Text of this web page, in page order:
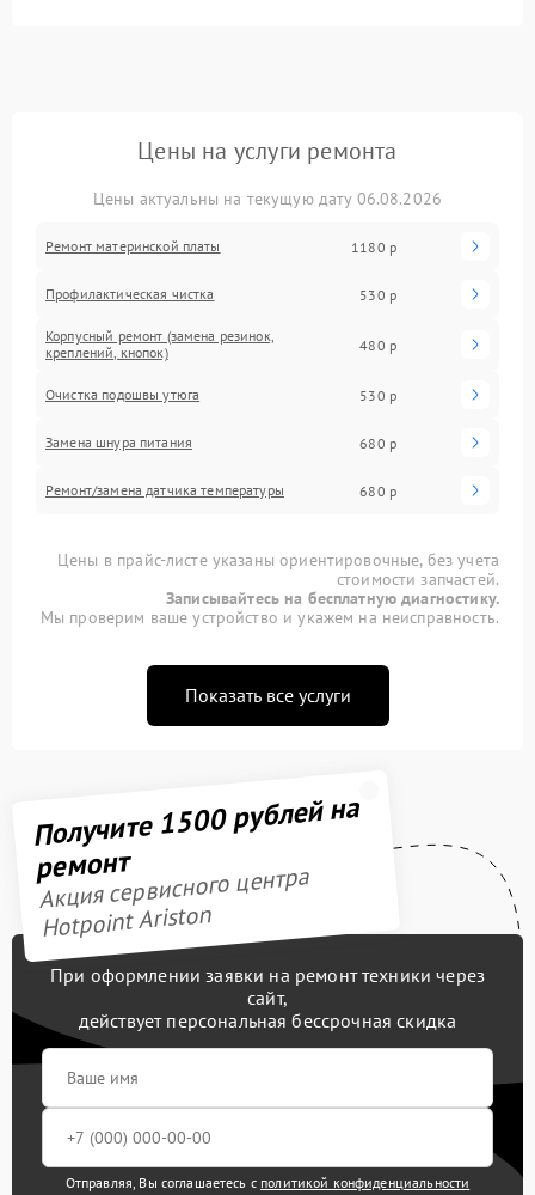
Цены на услуги ремонта
Цены актуальны на текущую дату 06.08.2026
Ремонт материнской платы 1180 р
Профилактическая чистка 530 р
Корпусный ремонт (замена резинок,
креплений, кнопок)
480 р
Очистка подошвы утюга 530 р
Замена шнура питания 680 р
Ремонт/замена датчика температуры 680 р
Цены в прайс-листе указаны ориентировочные, без учета
стоимости запчастей.
Записывайтесь на бесплатную диагностику.
Мы проверим ваше устройство и укажем на неисправность.
Показать все услуги
Получите 1500 рублей на
ремонт
Акция сервисного центра
Hotpoint Ariston
При оформлении заявки на ремонт техники через
сайт,
действует персональная бессрочная скидка
Отправляя, Вы соглашаетесь с политикой конфиденциальности